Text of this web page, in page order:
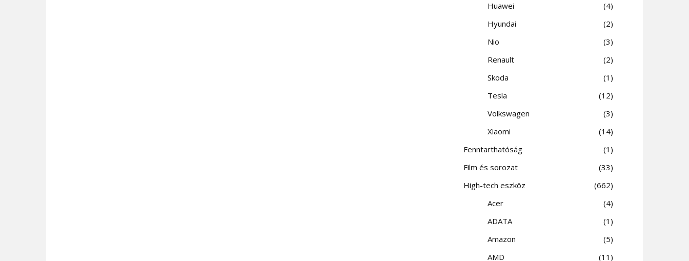
Huawei
4
Hyundai
2
Nio
3
Renault
2
Skoda
1
Tesla
12
Volkswagen
3
Xiaomi
14
Fenntarthatóság
1
Film és sorozat
33
High-tech eszköz
662
Acer
4
ADATA
1
Amazon
5
AMD
11